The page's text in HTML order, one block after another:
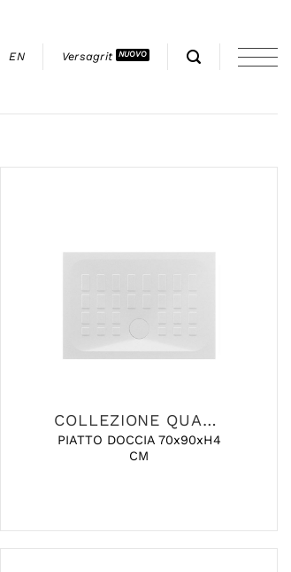
EN Versagrit
COLLEZIONE QUADRO
PIATTO DOCCIA 70x90xH4
CM